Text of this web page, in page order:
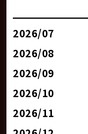
2026/07
2026/08
2026/09
2026/10
2026/11